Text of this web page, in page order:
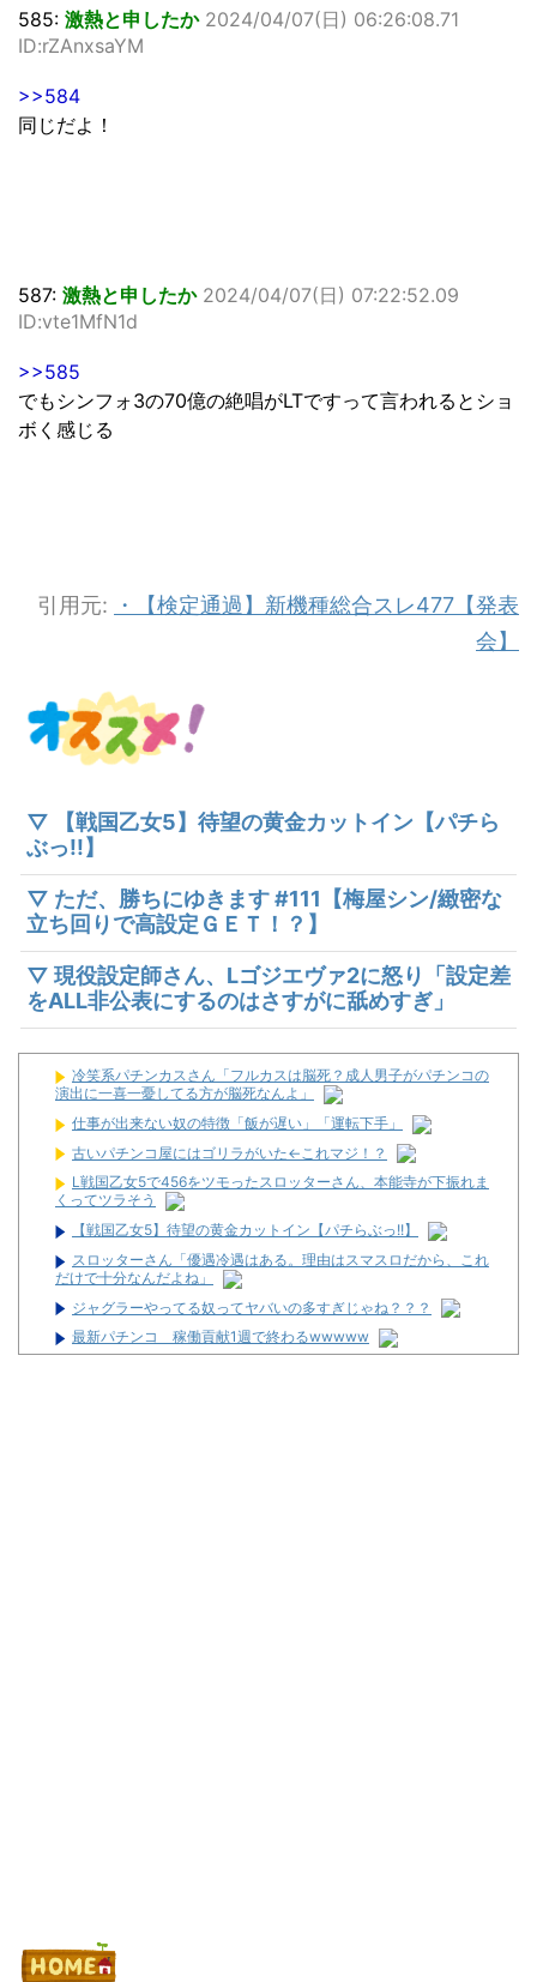
585: 激熱と申したか 2024/04/07(日) 06:26:08.71
ID:rZAnxsaYM
>>584
同じだよ！
587: 激熱と申したか 2024/04/07(日) 07:22:52.09
ID:vte1MfN1d
>>585
でもシンフォ3の70億の絶唱がLTですって言われるとショ
ボく感じる
引用元:
・【検定通過】新機種総合スレ477【発表
会】
▽ 【戦国乙女5】待望の黄金カットイン【パチら
ぶっ!!】
▽ ただ、勝ちにゆきます #111【梅屋シン/緻密な
立ち回りで高設定ＧＥＴ！？】
▽ 現役設定師さん、Lゴジエヴァ2に怒り「設定差
をALL非公表にするのはさすがに舐めすぎ」
冷笑系パチンカスさん「フルカスは脳死？成人男子がパチンコの
演出に一喜一憂してる方が脳死なんよ」
仕事が出来ない奴の特徴「飯が遅い」「運転下手」
古いパチンコ屋にはゴリラがいた←これマジ！？
L戦国乙女5で456をツモったスロッターさん、本能寺が下振れま
くってツラそう
【戦国乙女5】待望の黄金カットイン【パチらぶっ!!】
スロッターさん「優遇冷遇はある。理由はスマスロだから、これ
だけで十分なんだよね」
ジャグラーやってる奴ってヤバいの多すぎじゃね？？？
最新パチンコ 稼働貢献1週で終わるwwwww